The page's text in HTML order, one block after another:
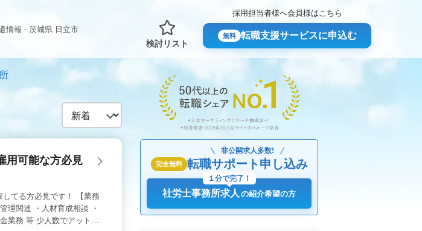
情報 - 茨城県 日立市
検討リスト
採用担当者様へ会員様はこちら
無料 転職支援サービスに申込む
完全無料
非公開求人多数!
転職サポート申し込み
社労士事務所求人 の紹介希望の方
１分で完了！
用可能な方必見
てる方必見です！ 【業務
理関連 ・人材育成相談 ・
業務 等 少人数でアットホ